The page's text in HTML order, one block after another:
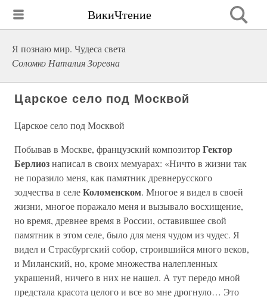
ВикиЧтение
Я познаю мир. Чудеса света
Соломко Наталия Зоревна
Царское село под Москвой
Царское село под Москвой
Побывав в Москве, французский композиторГектор
Берлиознаписал в своих мемуарах: «Ничто в жизни так
не поразило меня, как памятник древнерусского
зодчества в селеКоломенском. Многое я видел в своей
жизни, многое поражало меня и вызывало восхищение,
но время, древнее время в России, оставившее свой
памятник в этом селе, было для меня чудом из чудес. Я
видел и Страсбургский собор, строившийся много веков,
и Миланский, но, кроме множества налепленных
украшений, ничего в них не нашел. А тут передо мной
предстала красота целого и все во мне дрогнуло… Это